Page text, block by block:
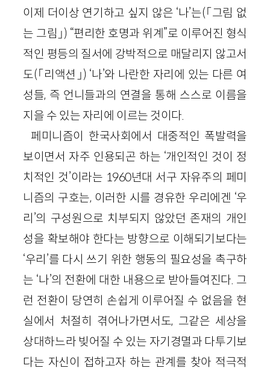
이제 더이상 연기하고 싶지 않은 ‘나’는(「그림 없
는 그림」) “편리한 호명과 위계”로 이루어진 형식
적인 평등의 질서에 강박적으로 매달리지 않고서
도(「리액션」) ‘나’와 나란한 자리에 있는 다른 여
성들, 즉 언니들과의 연결을 통해 스스로 이름을
지을 수 있는 자리에 이르는 것이다.
페미니즘이 한국사회에서 대중적인 폭발력을
보이면서 자주 인용되곤 하는 ‘개인적인 것이 정
치적인 것’이라는 1960년대 서구 자유주의 페미
니즘의 구호는, 이러한 시를 경유한 우리에겐 ‘우
리’의 구성원으로 치부되지 않았던 존재의 개인
성을 확보해야 한다는 방향으로 이해되기보다는
‘우리’를 다시 쓰기 위한 행동의 필요성을 촉구하
는 ‘나’의 전환에 대한 내용으로 받아들여진다. 그
런 전환이 당연히 손쉽게 이루어질 수 없음을 현
실에서 처절히 겪어나가면서도, 그같은 세상을
상대하느라 빚어질 수 있는 자기경멸과 다투기보
다는 자신이 접하고자 하는 관계를 찾아 적극적